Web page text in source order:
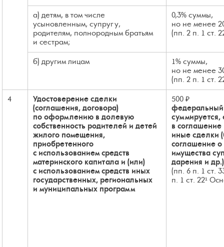
а) детям, в том числе
усыновленным, супругу,
родителям, полнородным братьям
и сестрам;
0,3% суммы,
но не менее
(пп. 2 п. 1 ст.
б) другим лицам
1% суммы,
но не менее
(пп. 2 п. 1 ст.
4
Удостоверение сделки
(соглашения, договора)
по оформлению в долевую
собственность родителей и детей
жилого помещения,
приобретенного
с использованием средств
материнского капитала и (или)
с использованием средств иных
государственных, региональных
и муниципальных программ
500 ₽
суммируется,
в
иные сделки
соглашение
имущества
дарения и др.)
(пп. 6 п. 1 ст.
п. 1 ст. 22¹